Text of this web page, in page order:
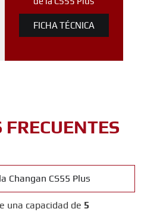
FICHA TÉCNICA
Changan CS55 Plus
una capacidad de 5